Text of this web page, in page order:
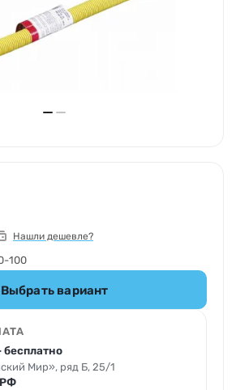
Нашли дешевле?
100
Выбрать вариант
Мир», ряд Б, 25/1
РФ